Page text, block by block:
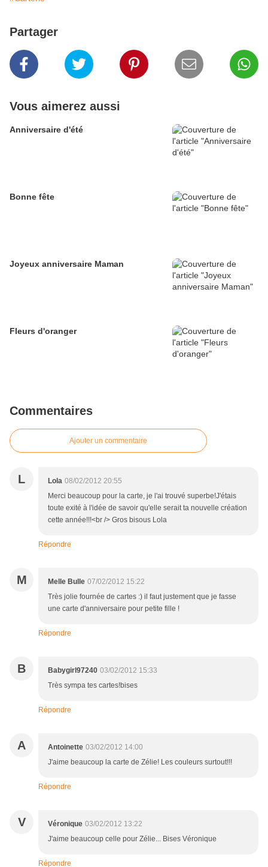
Partager
Vous aimerez aussi
Anniversaire d'été
Bonne fête
Joyeux anniversaire Maman
Fleurs d'oranger
Commentaires
Ajouter un commentaire
L Lola 08/02/2012 20:55
Merci beaucoup pour la carte, je l'ai trouvé superbe!J'étais
toute exité à l'idée de savoir qu'elle serait ta nouvelle création
cette année!!!<br /> Gros bisous Lola
Répondre
M Melle Bulle 07/02/2012 15:22
Très jolie fournée de cartes :) il faut justement que je fasse
une carte d'anniversaire pour petite fille !
Répondre
B Babygirl97240 03/02/2012 15:33
Très sympa tes cartes!bises
Répondre
A Antoinette 03/02/2012 14:00
J'aime beaucoup la carte de Zélie! Les couleurs surtout!!!
Répondre
V Véronique 03/02/2012 13:22
J'aime beaucoup celle pour Zélie... Bises Véronique
Répondre